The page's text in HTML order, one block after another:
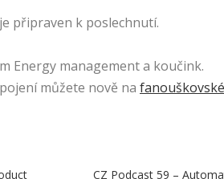
připraven k poslechnutí.
Energy management a koučink.
můžete nově na
CZ Podcast 59 –